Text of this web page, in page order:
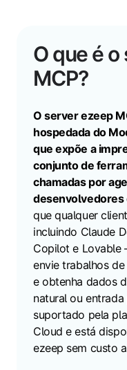
O que é
MCP?
O server ezeep
hospedada do
que expõe a
conjunto de
chamadas por
desenvolvedores
que qualquer
incluindo Claude
Copilot e Lovable
envie trabalhos
e obtenha dados
natural ou
suportado pela
Cloud e está
ezeep sem custo